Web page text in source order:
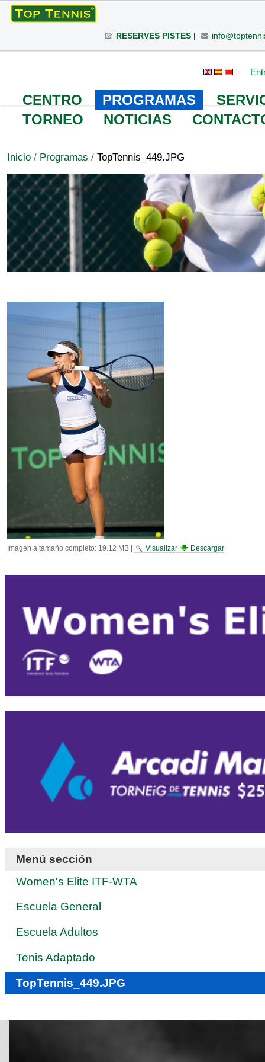
Cambiar
|
RESERVES PISTES|
CENTRO PROGRAMAS
TORNEO
NOTICIAS
Inicio / Programas / TopTennis_449.JPG
Imagen a tamaño completo: 19.12 MB| Visualizar Descargar
Menú sección
Women's Elite ITF-WTA
Escuela General
Escuela Adultos
Tenis Adaptado
TopTennis_449.JPG